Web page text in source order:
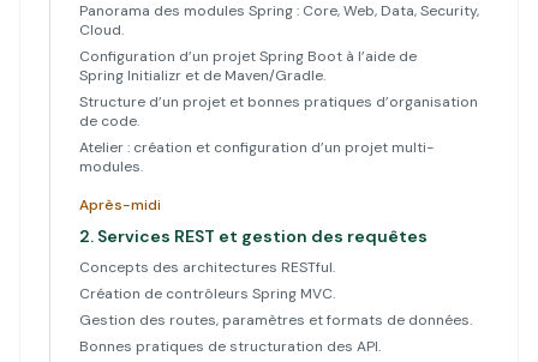
Panorama des modules Spring : Core, Web, Data, Security,
Cloud.
Configuration d’un projet Spring Boot à l’aide de
Spring Initializr et de Maven/Gradle.
Structure d’un projet et bonnes pratiques d’organisation
de code.
Atelier : création et configuration d’un projet multi-
modules.
Après-midi
2. Services REST et gestion des requêtes
Concepts des architectures RESTful.
Création de contrôleurs Spring MVC.
Gestion des routes, paramètres et formats de données.
Bonnes pratiques de structuration des API.